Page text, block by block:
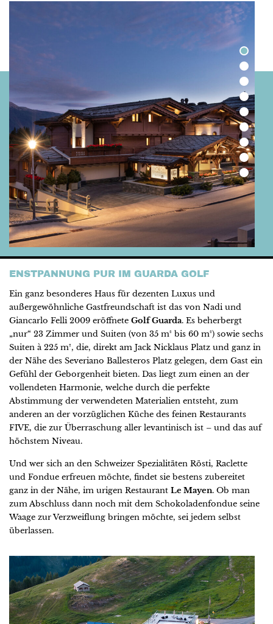
ENSTPANNUNG PUR IM GUARDA GOLF
Ein ganz besonderes Haus für dezenten Luxus und
außergewöhnliche Gastfreundschaft ist das von Nadi und
Giancarlo Felli 2009 eröffnete Golf Guarda. Es beherbergt
„nur“ 23 Zimmer und Suiten (von 35 m² bis 60 m²) sowie sechs
Suiten à 225 m², die, direkt am Jack Nicklaus Platz und ganz in
der Nähe des Severiano Ballesteros Platz gelegen, dem Gast ein
Gefühl der Geborgenheit bieten. Das liegt zum einen an der
vollendeten Harmonie, welche durch die perfekte
Abstimmung der verwendeten Materialien entsteht, zum
anderen an der vorzüglichen Küche des feinen Restaurants
FIVE, die zur Überraschung aller levantinisch ist – und das auf
höchstem Niveau.
Und wer sich an den Schweizer Spezialitäten Rösti, Raclette
und Fondue erfreuen möchte, findet sie bestens zubereitet
ganz in der Nähe, im urigen Restaurant Le Mayen. Ob man
zum Abschluss dann noch mit dem Schokoladenfondue seine
Waage zur Verzweiflung bringen möchte, sei jedem selbst
überlassen.